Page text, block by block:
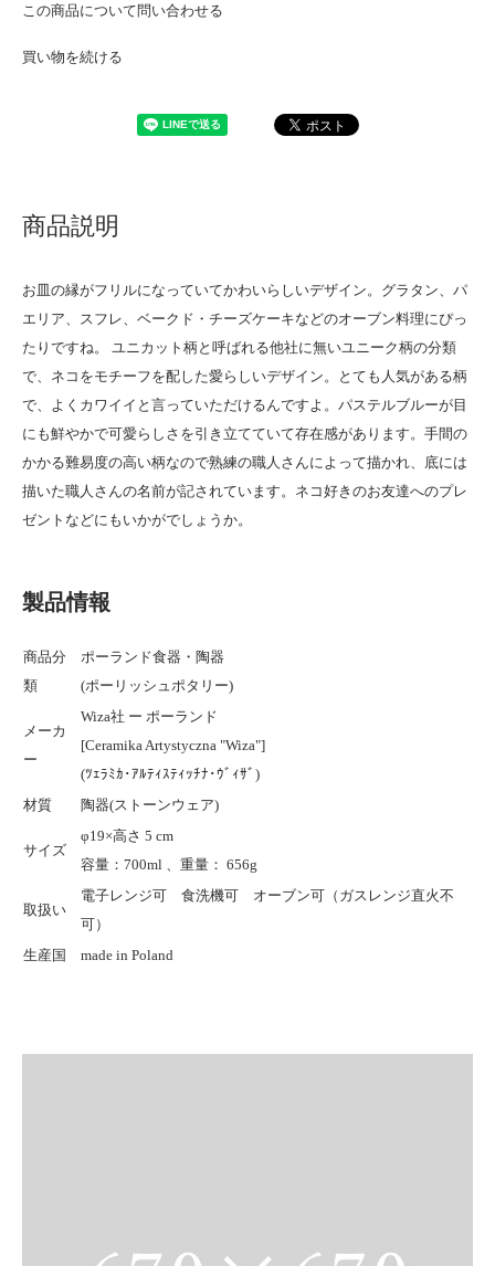
この商品について問い合わせる
買い物を続ける
商品説明
お皿の縁がフリルになっていてかわいらしいデザイン。グラタン、パ
エリア、スフレ、ベークド・チーズケーキなどのオーブン料理にぴっ
たりですね。 ユニカット柄と呼ばれる他社に無いユニーク柄の分類
で、ネコをモチーフを配した愛らしいデザイン。とても人気がある柄
で、よくカワイイと言っていただけるんですよ。パステルブルーが目
にも鮮やかで可愛らしさを引き立てていて存在感があります。手間の
かかる難易度の高い柄なので熟練の職人さんによって描かれ、底には
描いた職人さんの名前が記されています。ネコ好きのお友達へのプレ
ゼントなどにもいかがでしょうか。
製品情報
商品分
類
ポーランド食器・陶器
(ポーリッシュポタリー)
メーカ
ー
Wiza社 ー ポーランド
[Ceramika Artystyczna "Wiza"]
(ﾂｪﾗﾐｶ･ｱﾙﾃｨｽﾃｨｯﾁﾅ･ｳﾞｨｻﾞ)
材質
陶器(ストーンウェア)
サイズ
φ19×高さ 5 cm
容量：700ml 、重量： 656g
取扱い
電子レンジ可 食洗機可 オーブン可（ガスレンジ直火不
可）
生産国
made in Poland